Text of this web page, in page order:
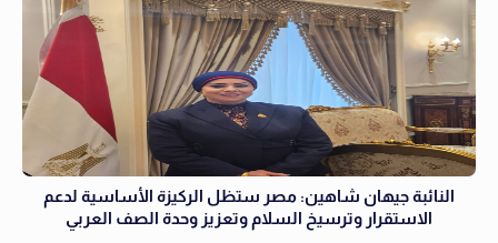
النائبة جيهان شاهين: مصر ستظل الركيزة الأساسية لدعم
الاستقرار وترسيخ السلام وتعزيز وحدة الصف العربي